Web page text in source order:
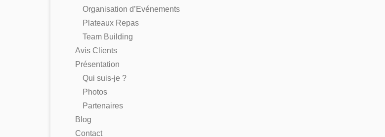
Organisation d’Evénements
Plateaux Repas
Team Building
Avis Clients
Présentation
Qui suis-je ?
Photos
Partenaires
Blog
Contact